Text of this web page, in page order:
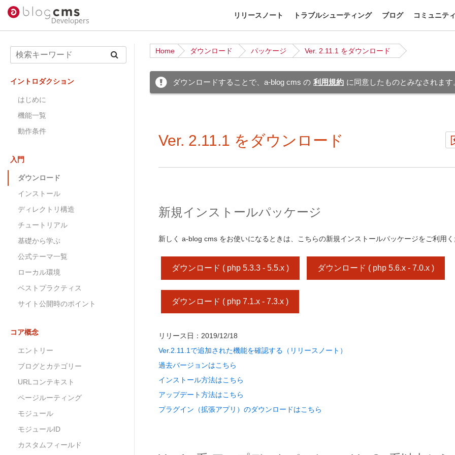
リリースノート トラブルシューティング ブログ コミュニティ
Home ダウンロード パッケージ Ver. 2.11.1 をダウンロード
ダウンロードすることで、a-blog cms の 利用規約 に同意したものとみなされます
Ver. 2.11.1 をダウンロード
新規インストールパッケージ
新しく a-blog cms をお使いになるときは、こちらの新規インストールパッケージをご利用く
ダウンロード ( php 5.3.3 - 5.5.x ) ダウンロード ( php 5.6.x - 7.0.x )
ダウンロード ( php 7.1.x - 7.3.x )
リリース日：2019/12/18
Ver.2.11.1で追加された機能を確認する（リリースノート）
過去バージョンはこちら
インストール方法はこちら
アップデート方法はこちら
プラグイン（拡張アプリ）のダウンロードはこちら
イントロダクション
はじめに
機能一覧
動作条件
入門
ダウンロード
インストール
ディレクトリ構造
チュートリアル
基礎から学ぶ
公式テーマ一覧
ローカル環境
ベストプラクティス
サイト公開時のポイント
コア概念
エントリー
ブログとカテゴリー
URLコンテキスト
ページルーティング
モジュール
モジュールID
カスタムフィールド